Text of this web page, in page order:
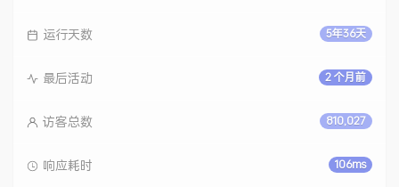
5年36天
运行天数
2 个月前
最后活动
810,027
访客总数
106ms
响应耗时